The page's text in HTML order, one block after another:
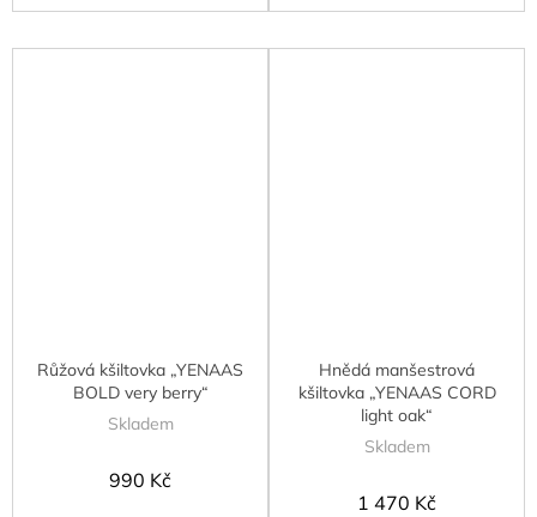
Růžová kšiltovka „YENAAS
BOLD very berry“
Skladem
990 Kč
Hnědá manšestrová
kšiltovka „YENAAS CORD
light oak“
Skladem
1 470 Kč